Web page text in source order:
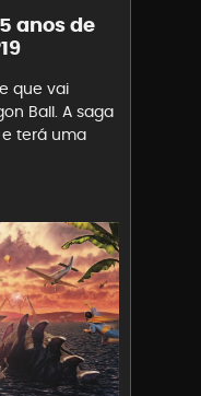
anos de
que vai
Ball. A saga
terá uma